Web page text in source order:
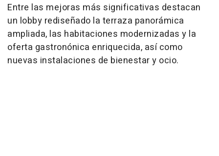
Entre las mejoras más significativas destacan
un lobby rediseñado la terraza panorámica
ampliada, las habitaciones modernizadas y la
oferta gastronónica enriquecida, así como
nuevas instalaciones de bienestar y ocio.